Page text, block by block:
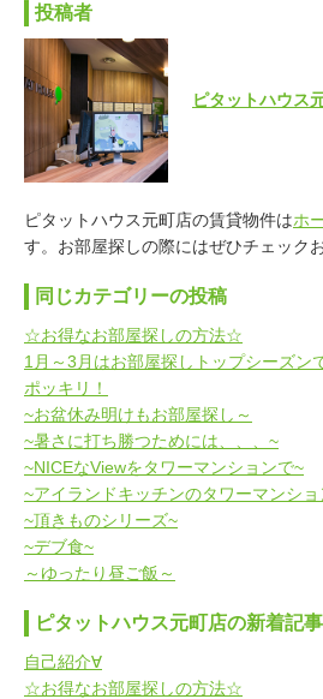
投稿者
ピタットハウス
ピタットハウス元町店の賃貸物件はホ
す。お部屋探しの際にはぜひチェック
同じカテゴリーの投稿
☆お得なお部屋探しの方法☆
1月～3月はお部屋探しトップシーズン
ポッキリ！
~お盆休み明けもお部屋探し～
~暑さに打ち勝つためには、、、~
~NICEなViewをタワーマンションで~
~アイランドキッチンのタワーマンショ
~頂きものシリーズ~
~デブ食~
～ゆったり昼ご飯～
ピタットハウス元町店の新着記事
自己紹介∀
☆お得なお部屋探しの方法☆